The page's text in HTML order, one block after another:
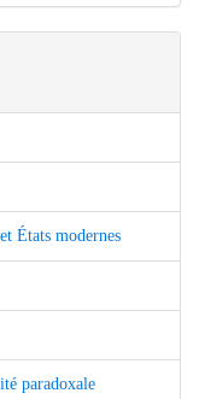
États modernes
paradoxale